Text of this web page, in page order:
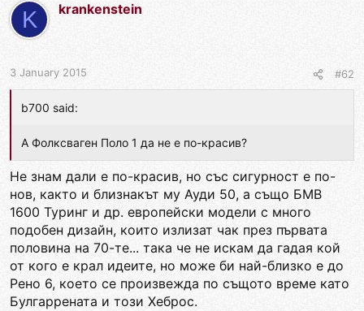
K krankenstein
3 January 2015 #62
b700 said:
А Фолксваген Поло 1 да не е по-красив?
Не знам дали е по-красив, но със сигурност е по-
нов, както и близнакът му Ауди 50, а също БМВ
1600 Туринг и др. европейски модели с много
подобен дизайн, които излизат чак през първата
половина на 70-те... така че не искам да гадая кой
от кого е крал идеите, но може би най-близко е до
Рено 6, което се произвежда по същото време като
Булгаррената и този Хеброс.